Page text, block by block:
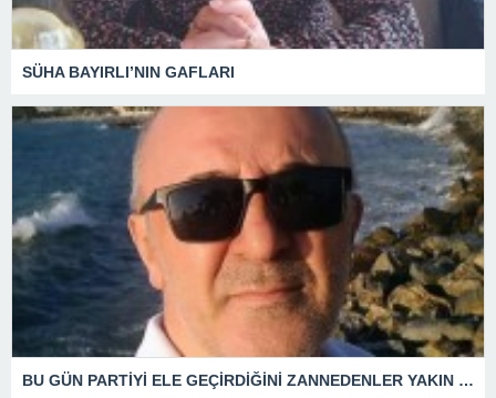
SÜHA BAYIRLI’NIN GAFLARI
BU GÜN PARTİYİ ELE GEÇİRDİĞİNİ ZANNEDENLER YAKIN BİR GELECEKTE SİYASETİN ÇÖPLÜĞÜNDE YERİNİ ALACAKTIR